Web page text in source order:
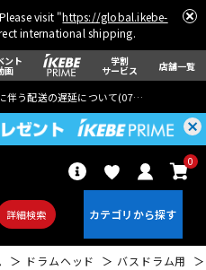
visit "https://global.ikebe-
international shipping.
ント
画
学割
サービス 店舗一覧
伴う配送の遅延について(07月29日
詳細検索
0
ドラムヘッド バスドラム用